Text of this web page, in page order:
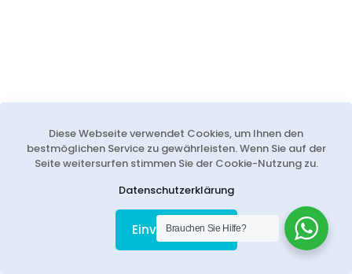
Diese Webseite verwendet Cookies, um Ihnen den
bestmöglichen Service zu gewährleisten. Wenn Sie auf der
Seite weitersurfen stimmen Sie der Cookie-Nutzung zu.
Datenschutzerklärung
Einverstanden
Brauchen Sie Hilfe?